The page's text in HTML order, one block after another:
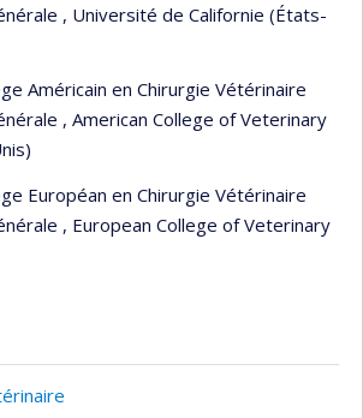
, Université de Californie (États-
Américain en Chirurgie Vétérinaire
, American College of Veterinary
Européan en Chirurgie Vétérinaire
, European College of Veterinary